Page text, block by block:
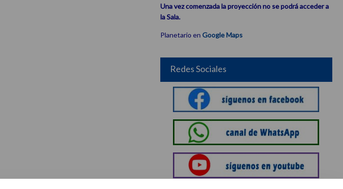
Una vez comenzada la proyección no se podrá acceder a
la Sala.
Planetario en Google Maps
Redes Sociales